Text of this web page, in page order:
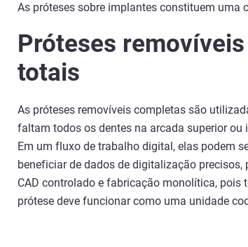
As próteses sobre implantes constituem uma
Próteses removíveis
totais
As próteses removíveis completas são
faltam todos os dentes na arcada superior ou
Em um fluxo de trabalho digital, elas podem
beneficiar de dados de digitalização precisos,
CAD controlado e fabricação monolítica, pois
prótese deve funcionar como uma unidade